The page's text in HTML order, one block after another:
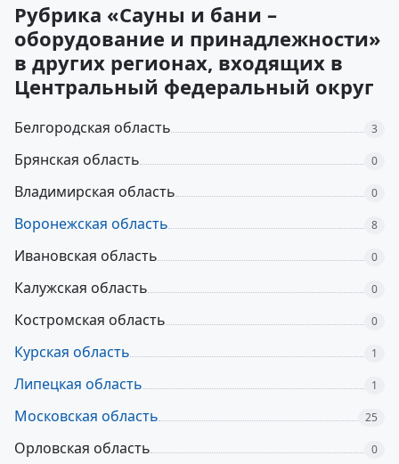
Рубрика «Сауны и бани –
оборудование и принадлежности»
в других регионах, входящих в
Центральный федеральный округ
Белгородская область 3
Брянская область 0
Владимирская область 0
Воронежская область 8
Ивановская область 0
Калужская область 0
Костромская область 0
Курская область 1
Липецкая область 1
Московская область 25
Орловская область 0